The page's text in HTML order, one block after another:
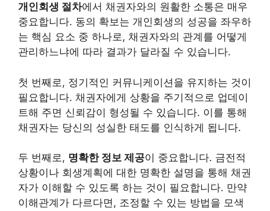
개인회생 절차에서 채권자와의 원활한 소통은 매우
중요합니다. 동의 확보는 개인회생의 성공을 좌우하
는 핵심 요소 중 하나로, 채권자와의 관계를 어떻게
관리하느냐에 따라 결과가 달라질 수 있습니다.
첫 번째로, 정기적인 커뮤니케이션을 유지하는 것이
필요합니다. 채권자에게 상황을 주기적으로 업데이
트해 주면 신뢰감이 형성될 수 있습니다. 이를 통해
채권자는 당신의 성실한 태도를 인식하게 됩니다.
두 번째로, 명확한 정보 제공이 중요합니다. 금전적
상황이나 회생계 획에 대한 명확한 설명을 통해 채권
자가 이해할 수 있도록 하는 것이 필요합니다. 만약
이해관계가 다르다면, 조정할 수 있는 방법을 모색